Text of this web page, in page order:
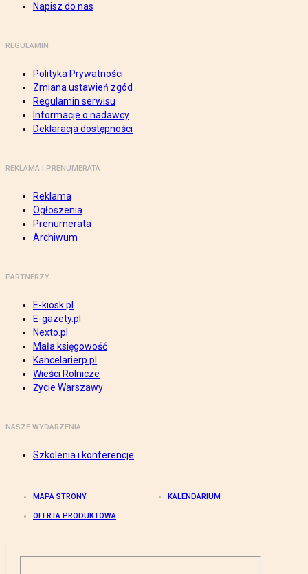
Napisz do nas
REGULAMIN
Polityka Prywatności
Zmiana ustawień zgód
Regulamin serwisu
Informacje o nadawcy
Deklaracja dostępności
REKLAMA I PRENUMERATA
Reklama
Ogłoszenia
Prenumerata
Archiwum
PARTNERZY
E-kiosk.pl
E-gazety.pl
Nexto.pl
Mała księgowość
Kancelarierp.pl
Wieści Rolnicze
Życie Warszawy
NASZE WYDARZENIA
Szkolenia i konferencje
MAPA STRONY KALENDARIUM
OFERTA PRODUKTOWA